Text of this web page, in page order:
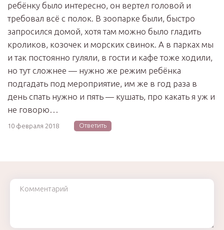
ребёнку было интересно, он вертел головой и
требовал всё с полок. В зоопарке были, быстро
запросился домой, хотя там можно было гладить
кроликов, козочек и морских свинок. А в парках мы
и так постоянно гуляли, в гости и кафе тоже ходили,
но тут сложнее — нужно же режим ребёнка
подгадать под мероприятие, им же в год раза в
день спать нужно и пять — кушать, про какать я уж и
не говорю…
10 февраля 2018 Ответить
Комментарий